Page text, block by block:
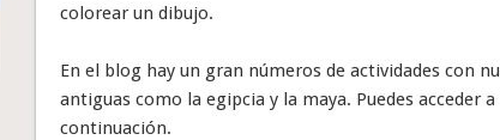
colorear un dibujo.
En el blog hay un gran números de actividades con
antiguas como la egipcia y la maya. Puedes acceder
continuación.